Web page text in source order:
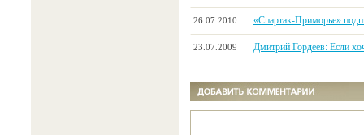
26.07.2010 «Спартак-Приморье»
23.07.2009 Дмитрий Гордеев: Если